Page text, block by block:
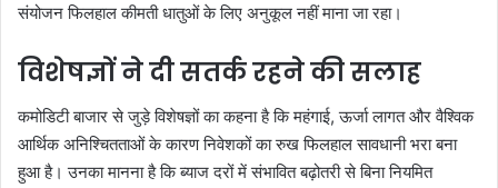
संयोजन फिलहाल कीमती धातुओं के लिए अनुकूल नहीं माना जा रहा।
विशेषज्ञों ने दी सतर्क रहने की सलाह
कमोडिटी बाजार से जुड़े विशेषज्ञों का कहना है कि महंगाई, ऊर्जा लागत और वैश्विक
आर्थिक अनिश्चितताओं के कारण निवेशकों का रुख फिलहाल सावधानी भरा बना
हुआ है। उनका मानना है कि ब्याज दरों में संभावित बढ़ोतरी से बिना नियमित